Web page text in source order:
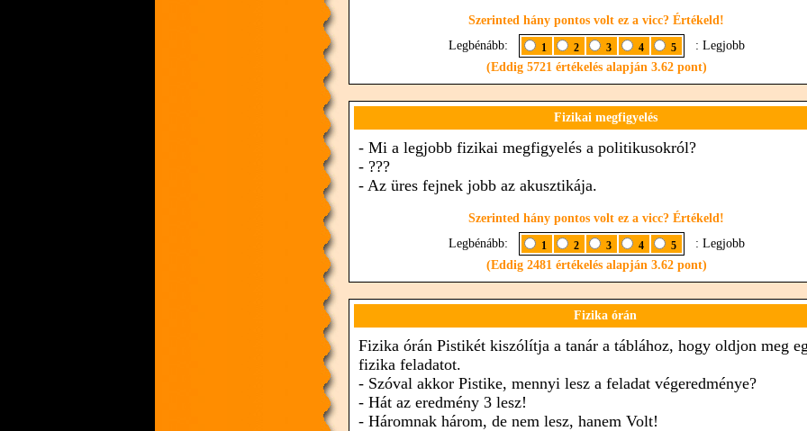
Szerinted hány pontos volt ez a vicc? Értékeld!
Legbénább:
1 2 3 4 5
: Legjobb
(Eddig 5721 értékelés alapján 3.62 pont)
Fizikai megfigyelés
- Mi a legjobb fizikai megfigyelés a politikusokról?
- ???
- Az üres fejnek jobb az akusztikája.
Szerinted hány pontos volt ez a vicc? Értékeld!
Legbénább:
1 2 3 4 5
: Legjobb
(Eddig 2481 értékelés alapján 3.62 pont)
Fizika órán
Fizika órán Pistikét kiszólítja a tanár a táblához, hogy oldjon meg
fizika feladatot.
- Szóval akkor Pistike, mennyi lesz a feladat végeredménye?
- Hát az eredmény 3 lesz!
- Háromnak három, de nem lesz, hanem Volt!